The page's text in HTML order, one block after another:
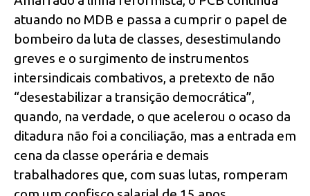
atuando no MDB e passa a cumprir o papel de
bombeiro da luta de classes, desestimulando
greves e o surgimento de instrumentos
intersindicais combativos, a pretexto de não
“desestabilizar a transição democrática”,
quando, na verdade, o que acelerou o ocaso da
ditadura não foi a conciliação, mas a entrada em
cena da classe operária e demais
trabalhadores que, com suas lutas, romperam